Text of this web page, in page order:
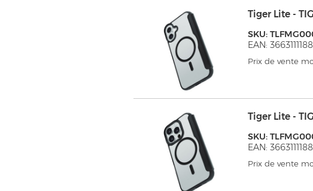
Tiger Lite -
SKU:
EAN:
Prix de vente
Tiger Lite -
SKU:
EAN:
Prix de vente